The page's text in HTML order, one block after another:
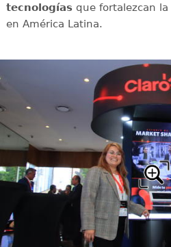
tecnologíasque fortalezcan la
en América Latina.